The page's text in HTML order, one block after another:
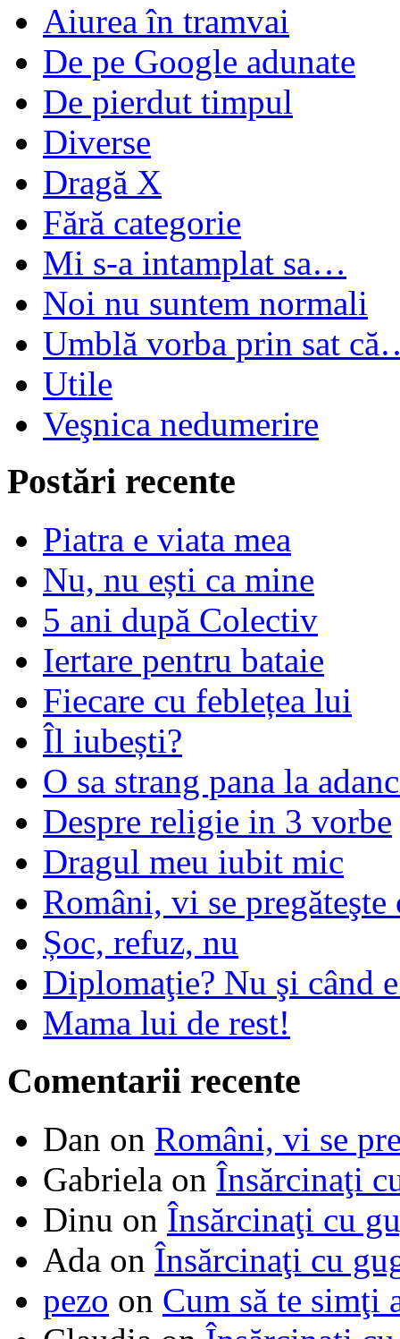
Aiurea în tramvai
De pe Google adunate
De pierdut timpul
Diverse
Dragă X
Fără categorie
Mi s-a intamplat sa…
Noi nu suntem normali
Umblă vorba prin sat
Utile
Veşnica nedumerire
Postări recente
Piatra e viata mea
Nu, nu ești ca mine
5 ani după Colectiv
Iertare pentru bataie
Fiecare cu feblețea lui
Îl iubești?
O sa strang pana la
Despre religie in 3 vorbe
Dragul meu iubit mic
Români, vi se pregăteşte
Șoc, refuz, nu
Diplomaţie? Nu şi când
Mama lui de rest!
Comentarii recente
Dan on Români, vi se
Gabriela on Însărcinaţi
Dinu on Însărcinaţi cu
Ada on Însărcinaţi cu
pezo on Cum să te simţi